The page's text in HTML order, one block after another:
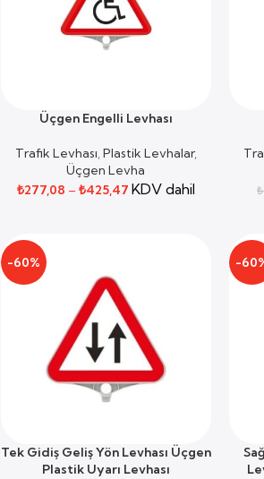
SEÇENEKLER
Üçgen Engelli Levhası
Trafik Levhası,Plastik Levhalar,
Üçgen Levha
₺277,08 – ₺425,47 KDV dahil ₺
-60%
SEÇENEKLER
Tek Gidiş Geliş Yön Levhası Üçgen
Plastik Uyarı Levhası
-